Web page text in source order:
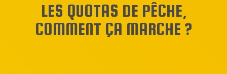
LES QUOTAS DE PÊCHE,
COMMENT ÇA MARCHE ?